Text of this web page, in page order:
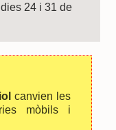
24 i 31 de
canvien les
mòbils i